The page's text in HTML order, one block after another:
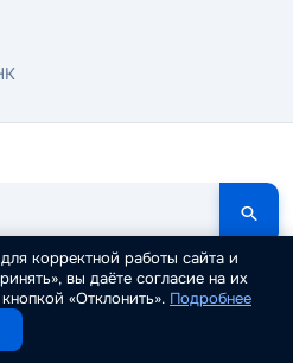
18+
корректной работы сайта и
вы даёте согласие на их
«Отклонить». Подробнее